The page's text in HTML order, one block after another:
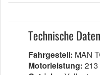
Technische Daten
Fahrgestell: MAN
Motorleistung: 213